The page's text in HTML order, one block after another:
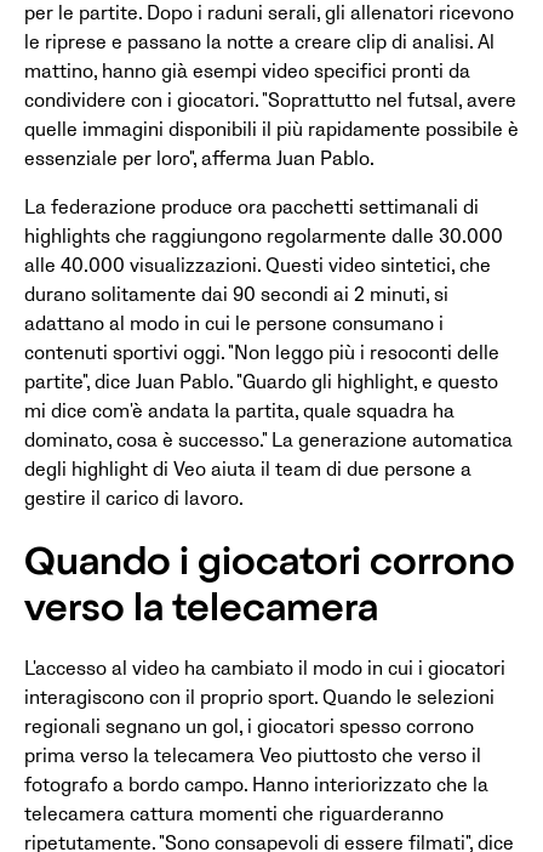
per le partite. Dopo i raduni serali, gli allenatori ricevono
le riprese e passano la notte a creare clip di analisi. Al
mattino, hanno già esempi video specifici pronti da
condividere con i giocatori. "Soprattutto nel futsal, avere
quelle immagini disponibili il più rapidamente possibile è
essenziale per loro", afferma Juan Pablo.
La federazione produce ora pacchetti settimanali di
highlights che raggiungono regolarmente dalle 30.000
alle 40.000 visualizzazioni. Questi video sintetici, che
durano solitamente dai 90 secondi ai 2 minuti, si
adattano al modo in cui le persone consumano i
contenuti sportivi oggi. "Non leggo più i resoconti delle
partite", dice Juan Pablo. "Guardo gli highlight, e questo
mi dice com'è andata la partita, quale squadra ha
dominato, cosa è successo." La generazione automatica
degli highlight di Veo aiuta il team di due persone a
gestire il carico di lavoro.
Quando i giocatori corrono
verso la telecamera
L'accesso al video ha cambiato il modo in cui i giocatori
interagiscono con il proprio sport. Quando le selezioni
regionali segnano un gol, i giocatori spesso corrono
prima verso la telecamera Veo piuttosto che verso il
fotografo a bordo campo. Hanno interiorizzato che la
telecamera cattura momenti che riguarderanno
ripetutamente. "Sono consapevoli di essere filmati", dice